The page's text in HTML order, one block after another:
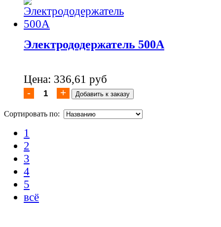
Электрододержатель 500А
Цена: 336,61 руб
Сортировать по:
1
2
3
4
5
всё